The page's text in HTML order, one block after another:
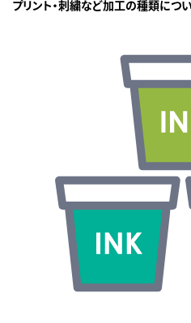
プリント・刺繍など加工の種類につ